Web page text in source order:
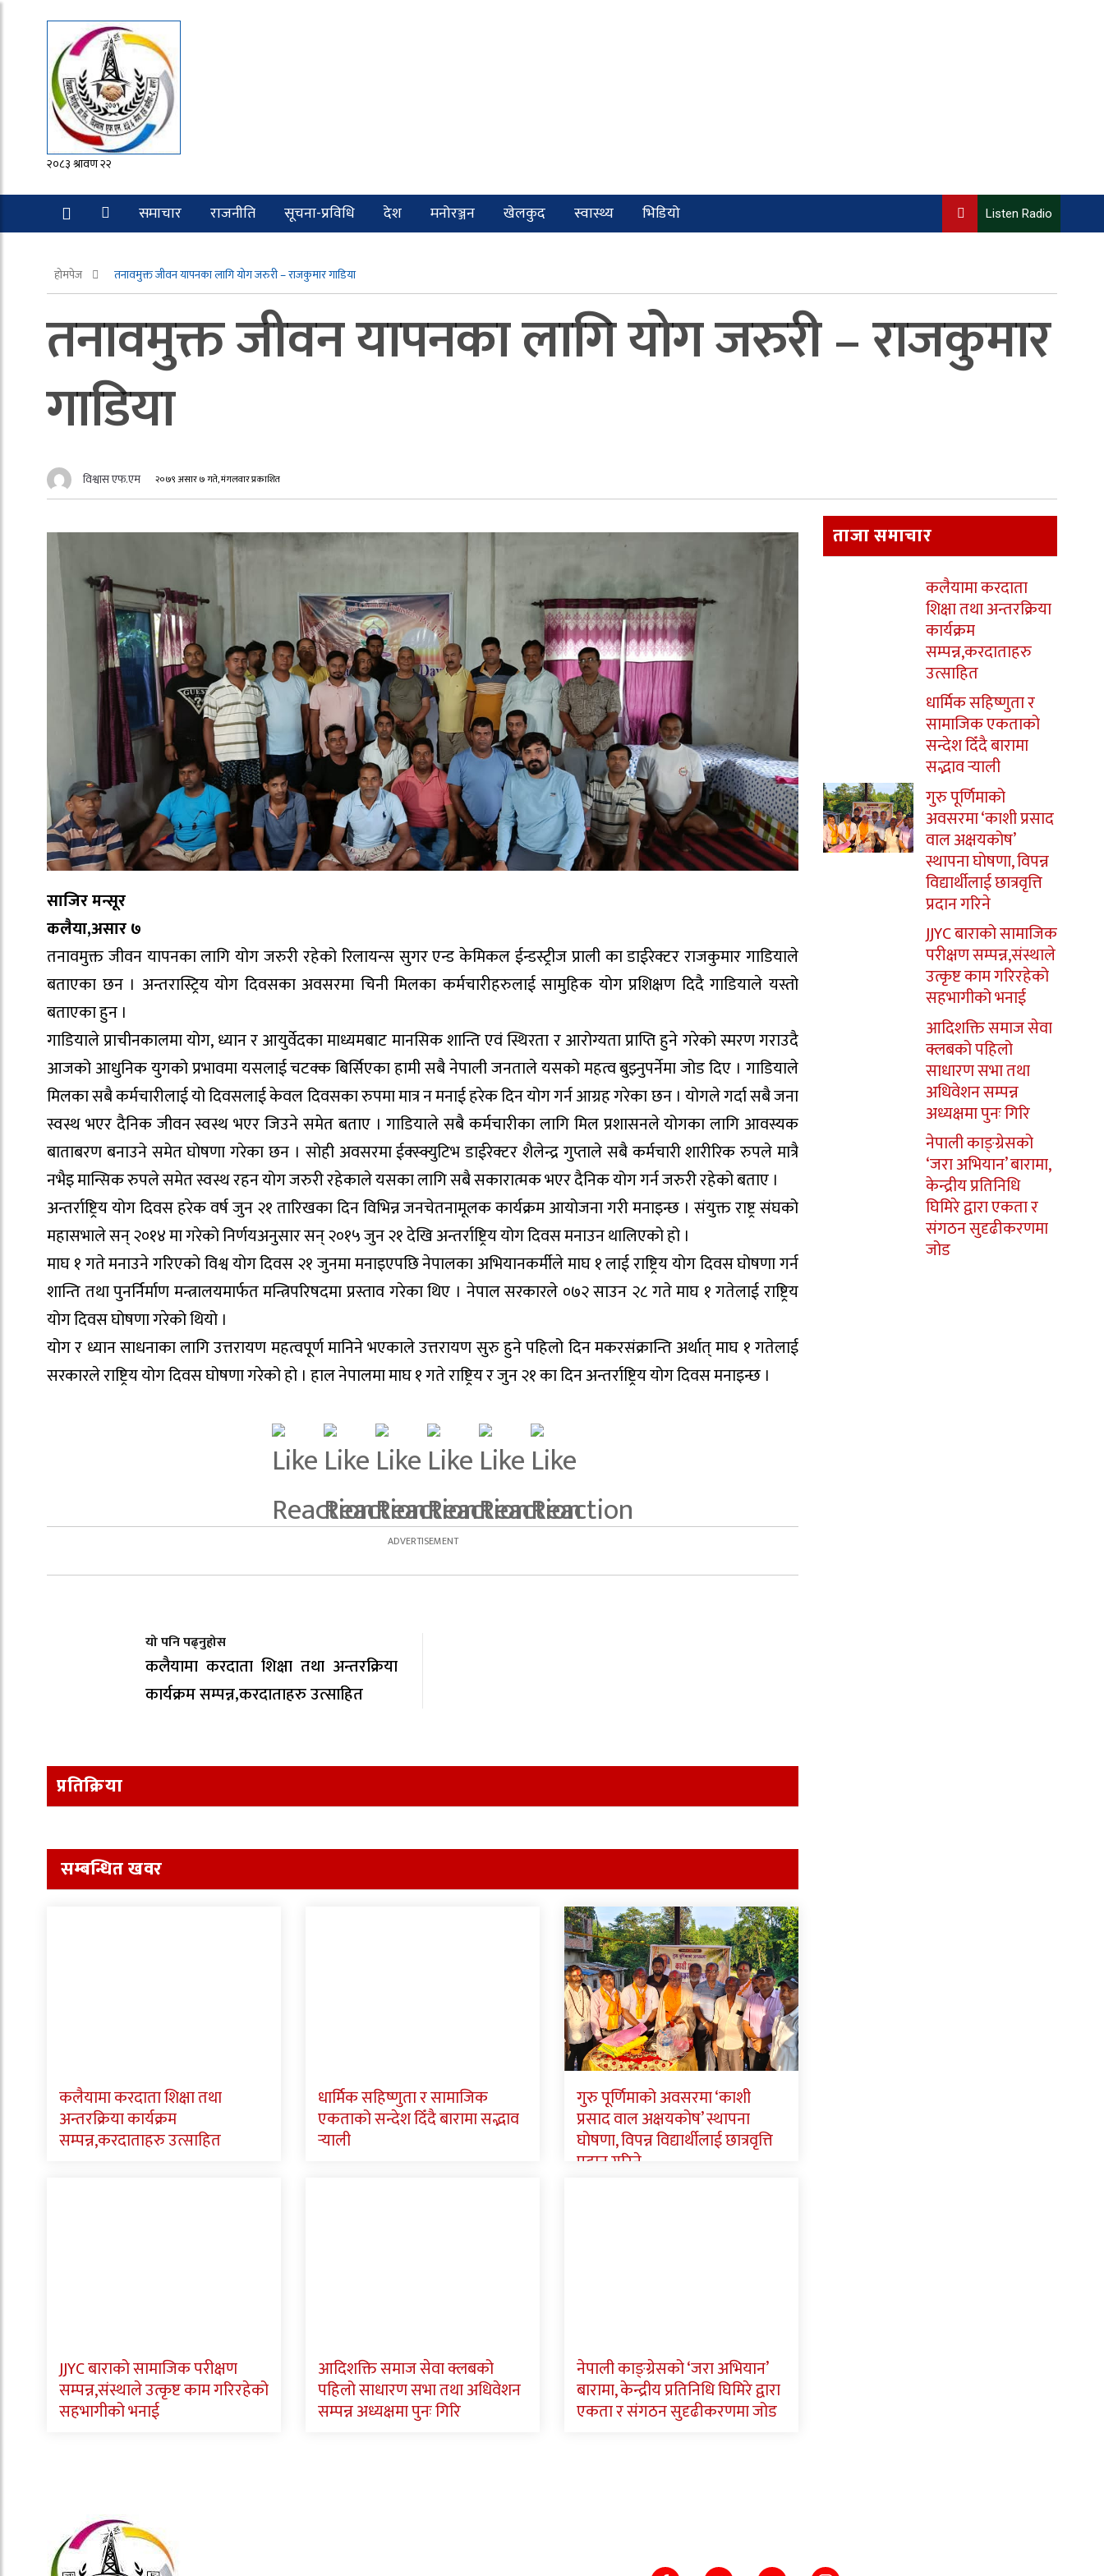
२०८३ श्रावण २२
समाचार राजनीति सूचना-प्रविधि देश मनोरञ्जन खेलकुद स्वास्थ्य
भिडियो
Listen Radio
होमपेज तनावमुक्त जीवन यापनका लागि योग जरुरी – राजकुमार गाडिया
तनावमुक्त जीवन यापनका लागि योग जरुरी – राजकुमार
गाडिया
विश्वास एफ.एम २०७९ असार ७ गते, मंगलवार प्रकाशित
साजिर मन्सूर
कलैया,असार ७
तनावमुक्त जीवन यापनका लागि योग जरुरी रहेको रिलायन्स सुगर एन्ड केमिकल ईन्डस्ट्रीज प्राली का डाईरेक्टर राजकुमार गाडियाले
बताएका छन । अन्तरास्ट्रिय योग दिवसका अवसरमा चिनी मिलका कर्मचारीहरुलाई सामुहिक योग प्रशिक्षण दिदै गाडियाले यस्तो
बताएका हुन ।
गाडियाले प्राचीनकालमा योग, ध्यान र आयुर्वेदका माध्यमबाट मानसिक शान्ति एवं स्थिरता र आरोग्यता प्राप्ति हुने गरेको स्मरण गराउदै
आजको आधुनिक युगको प्रभावमा यसलाई चटक्क बिर्सिएका हामी सबै नेपाली जनताले यसको महत्व बुझ्नुपर्नेमा जोड दिए । गाडियाले
मिलका सबै कर्मचारीलाई यो दिवसलाई केवल दिवसका रुपमा मात्र न मनाई हरेक दिन योग गर्न आग्रह गरेका छन । योगले गर्दा सबै जना
स्वस्थ भएर दैनिक जीवन स्वस्थ भएर जिउने समेत बताए । गाडियाले सबै कर्मचारीका लागि मिल प्रशासनले योगका लागि आवस्यक
बाताबरण बनाउने समेत घोषणा गरेका छन । सोही अवसरमा ईक्स्क्युटिभ डाईरेक्टर शैलेन्द्र गुप्ताले सबै कर्मचारी शारीरिक रुपले मात्रै
नभैइ मान्सिक रुपले समेत स्वस्थ रहन योग जरुरी रहेकाले यसका लागि सबै सकारात्मक भएर दैनिक योग गर्न जरुरी रहेको बताए ।
अन्तर्राष्ट्रिय योग दिवस हरेक वर्ष जुन २१ तारिखका दिन विभिन्न जनचेतनामूलक कार्यक्रम आयोजना गरी मनाइन्छ । संयुक्त राष्ट्र संघको
महासभाले सन् २०१४ मा गरेको निर्णयअनुसार सन् २०१५ जुन २१ देखि अन्तर्राष्ट्रिय योग दिवस मनाउन थालिएको हो ।
माघ १ गते मनाउने गरिएको विश्व योग दिवस २१ जुनमा मनाइएपछि नेपालका अभियानकर्मीले माघ १ लाई राष्ट्रिय योग दिवस घोषणा गर्न
शान्ति तथा पुनर्निर्माण मन्त्रालयमार्फत मन्त्रिपरिषदमा प्रस्ताव गरेका थिए । नेपाल सरकारले ०७२ साउन २८ गते माघ १ गतेलाई राष्ट्रिय
योग दिवस घोषणा गरेको थियो ।
योग र ध्यान साधनाका लागि उत्तरायण महत्वपूर्ण मानिने भएकाले उत्तरायण सुरु हुने पहिलो दिन मकरसंक्रान्ति अर्थात् माघ १ गतेलाई
सरकारले राष्ट्रिय योग दिवस घोषणा गरेको हो । हाल नेपालमा माघ १ गते राष्ट्रिय र जुन २१ का दिन अन्तर्राष्ट्रिय योग दिवस मनाइन्छ ।
यो पनि पढ्नुहोस
कलैयामा करदाता शिक्षा तथा अन्तरक्रिया
कार्यक्रम सम्पन्न,करदाताहरु उत्साहित
प्रतिक्रिया
सम्बन्धित खवर
कलैयामा करदाता शिक्षा तथा
अन्तरक्रिया कार्यक्रम
सम्पन्न,करदाताहरु उत्साहित
धार्मिक सहिष्णुता र सामाजिक
एकताको सन्देश दिँदै बारामा सद्भाव
र्‍याली
गुरु पूर्णिमाको अवसरमा ‘काशी
प्रसाद वाल अक्षयकोष’ स्थापना
घोषणा, विपन्न विद्यार्थीलाई छात्रवृत्ति
प्रदान गरिने
JJYC बाराको सामाजिक परीक्षण
सम्पन्न,संस्थाले उत्कृष्ट काम गरिरहेको
सहभागीको भनाई
आदिशक्ति समाज सेवा क्लबको
पहिलो साधारण सभा तथा अधिवेशन
सम्पन्न अध्यक्षमा पुनः गिरि
नेपाली काङ्ग्रेसको ‘जरा अभियान’
बारामा, केन्द्रीय प्रतिनिधि घिमिरे द्वारा
एकता र संगठन सुदृढीकरणमा जोड
ताजा समाचार
कलैयामा करदाता
शिक्षा तथा अन्तरक्रिया
कार्यक्रम
सम्पन्न,करदाताहरु
उत्साहित
धार्मिक सहिष्णुता र
सामाजिक एकताको
सन्देश दिँदै बारामा
सद्भाव र्‍याली
गुरु पूर्णिमाको
अवसरमा ‘काशी प्रसाद
वाल अक्षयकोष’
स्थापना घोषणा, विपन्न
विद्यार्थीलाई छात्रवृत्ति
प्रदान गरिने
JJYC बाराको सामाजिक
परीक्षण सम्पन्न,संस्थाले
उत्कृष्ट काम गरिरहेको
सहभागीको भनाई
आदिशक्ति समाज सेवा
क्लबको पहिलो
साधारण सभा तथा
अधिवेशन सम्पन्न
अध्यक्षमा पुनः गिरि
नेपाली काङ्ग्रेसको
‘जरा अभियान’ बारामा,
केन्द्रीय प्रतिनिधि
घिमिरे द्वारा एकता र
संगठन सुदृढीकरणमा
जोड